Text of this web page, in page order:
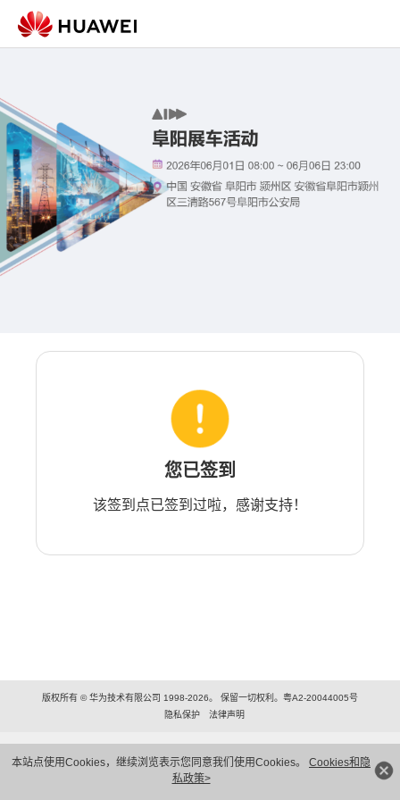
本站点使用Cookies，继续浏览表示您同意我们使用Cookies。 Cookies和隐
私政策>
您已签到
该签到点已签到过啦，感谢支持！
版权所有 © 华为技术有限公司 1998-2026。 保留一切权利。粤A2-20044005号
隐私保护
法律声明